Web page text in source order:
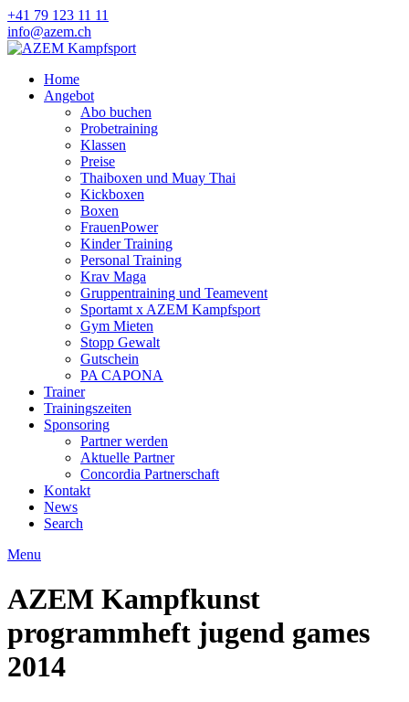
+41 79 123 11 11
info@azem.ch
Home
Angebot
Abo buchen
Probetraining
Klassen
Preise
Thaiboxen und Muay Thai
Kickboxen
Boxen
FrauenPower
Kinder Training
Personal Training
Krav Maga
Gruppentraining und Teamevent
Sportamt x AZEM Kampfsport
Gym Mieten
Stopp Gewalt
Gutschein
PA CAPONA
Trainer
Trainingszeiten
Sponsoring
Partner werden
Aktuelle Partner
Concordia Partnerschaft
Kontakt
News
Search
Menu
AZEM Kampfkunst
programmheft jugend games
2014